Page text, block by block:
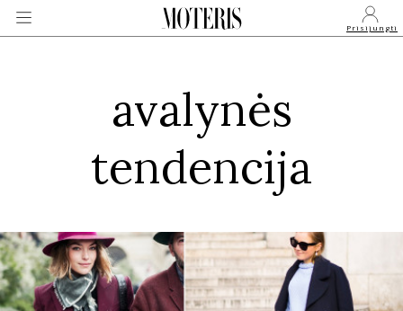
Prisijungti
MONARCHIJA
MADA
GROŽIS
avalynės
tendencija